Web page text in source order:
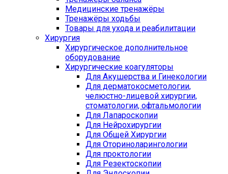
Медицинские тренажёры
Тренажёры ходьбы
Товары для ухода и реабилитации
Хирургия
Хирургическое дополнительное
оборудование
Хирургические коагуляторы
Для Акушерства и Гинекологии
Для дерматокосметологии,
челюстно-лицевой хирургии,
стоматологии, офтальмологии
Для Лапароскопии
Для Нейрохирургии
Для Общей Хирургии
Для Оториноларингологии
Для проктологии
Для Резектоскопии